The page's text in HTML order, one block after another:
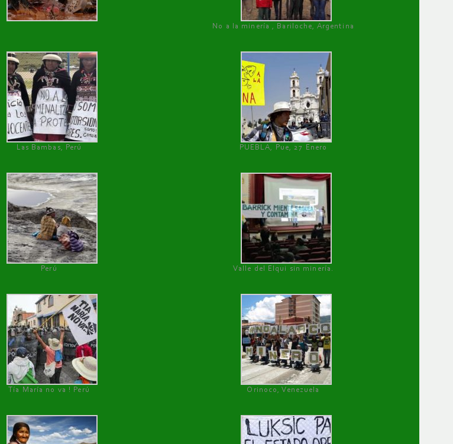
No a la minería , Bariloche, Argentina
Las Bambas, Perú PUEBLA, Pue, 27 Enero
Perú Valle del Elqui sin minería.
Tía María no va ! Perú Orinoco, Venezuela